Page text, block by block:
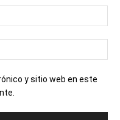
y sitio web en este